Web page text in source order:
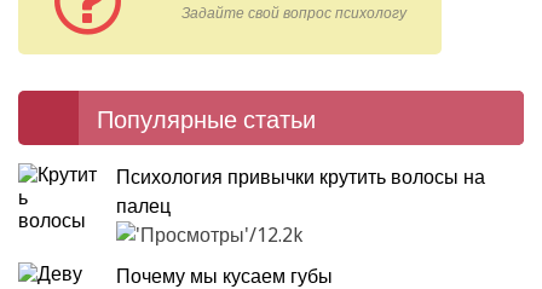
Задайте свой вопрос психологу
Популярные статьи
Психология привычки крутить волосы на
палец
12.2k
Почему мы кусаем губы